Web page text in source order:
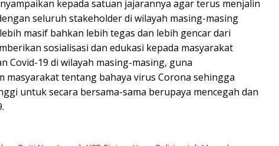
kepada satuan jajarannya agar terus menjalin
seluruh stakeholder di wilayah masing-masing
masif bahkan lebih tegas dan lebih gencar dari
sosialisasi dan edukasi kepada masyarakat
Covid-19 di wilayah masing-masing, guna
masyarakat tentang bahaya virus Corona sehingga
untuk secara bersama-sama berupaya mencegah dan